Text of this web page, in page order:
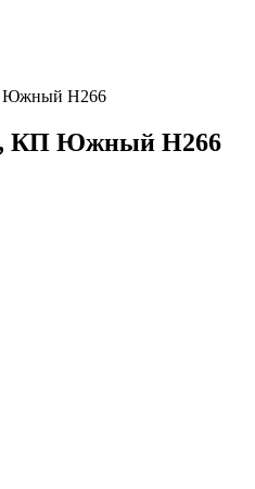
Южный H266
КП Южный H266